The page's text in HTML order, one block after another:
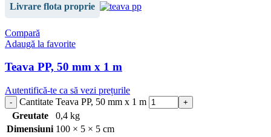
Livrare flota proprie
Compară
Adaugă la favorite
Teava PP, 50 mm x 1 m
Autentifică-te ca să vezi prețurile
Cantitate Teava PP, 50 mm x 1 m
Greutate
0,4 kg
Dimensiuni 100 × 5 × 5 cm